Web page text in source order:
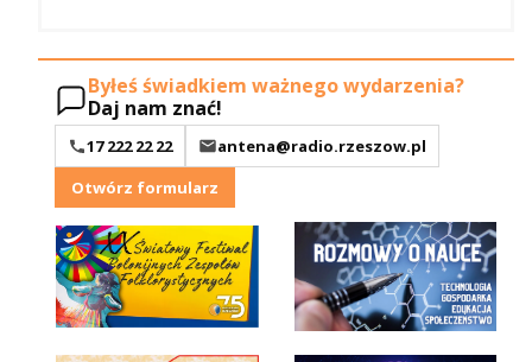
Byłeś świadkiem ważnego wydarzenia?
Daj nam znać!
17 222 22 22
antena@radio.rzeszow.pl
Otwórz formularz